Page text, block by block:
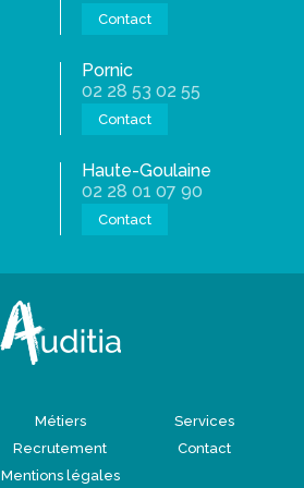
Contact
Pornic
02 28 53 02 55
Contact
Haute-Goulaine
02 28 01 07 90
Contact
Métiers
Services
Recrutement
Contact
Mentions légales